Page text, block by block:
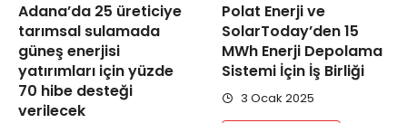
Adana’da 25 üreticiye
tarımsal sulamada
güneş enerjisi
yatırımları için yüzde
70 hibe desteği
verilecek
Polat Enerji ve
SolarToday’den 15
MWh Enerji Depolama
Sistemi İçin İş Birliği
3 Ocak 2025